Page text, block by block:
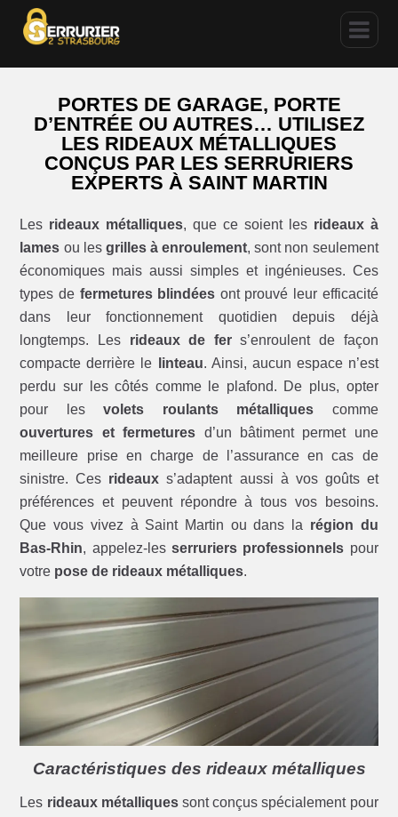
PORTES DE GARAGE, PORTE
D’ENTRÉE OU AUTRES… UTILISEZ
LES RIDEAUX MÉTALLIQUES
CONÇUS PAR LES SERRURIERS
EXPERTS À SAINT MARTIN
Les rideaux métalliques, que ce soient les rideaux à
lames ou les grilles à enroulement, sont non seulement
économiques mais aussi simples et ingénieuses. Ces
types de fermetures blindées ont prouvé leur efficacité
dans leur fonctionnement quotidien depuis déjà
longtemps. Les rideaux de fers’enroulent de façon
compacte derrière le
linteau. Ainsi, aucun espace n’est
perdu sur les côtés comme le plafond. De plus, opter
pour lesvolets roulants métalliques comme
ouvertures et fermetures d’un bâtiment permet une
meilleure prise en charge de l’assurance en cas de
sinistre. Ces rideaux s’adaptent aussi à vos goûts et
préférences et peuvent répondre à tous vos besoins.
Que vous vivez à Saint Martin ou dans la région du
Bas-Rhin, appelez-les serruriers professionnels pour
votre pose de rideaux métalliques.
Caractéristiques des rideaux métalliques
Les rideaux métalliquessont conçus spécialement pour